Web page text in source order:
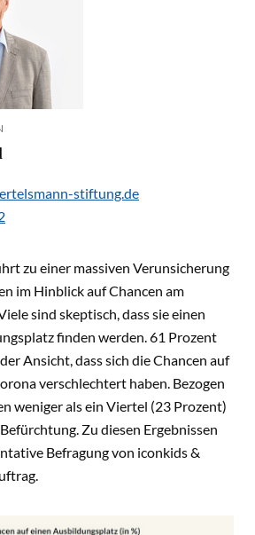
stiftung.de
zu einer massiven Verunsicherung
im Hinblick auf Chancen am
sind skeptisch, dass sie einen
finden werden. 61 Prozent
Ansicht, dass sich die Chancen auf
verschlechtert haben. Bezogen
weniger als ein Viertel (23 Prozent)
Zu diesen Ergebnissen
Befragung von iconkids &